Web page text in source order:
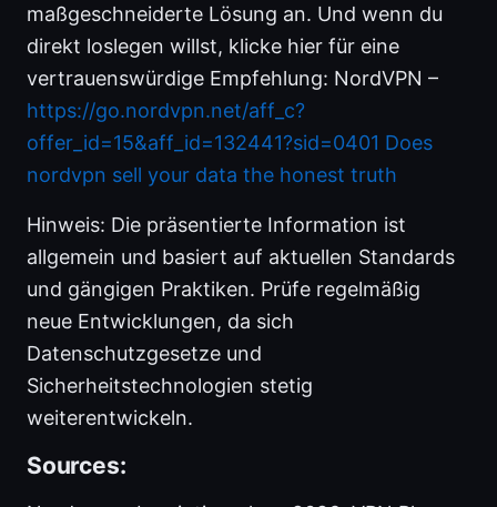
maßgeschneiderte Lösung an. Und wenn du
direkt loslegen willst, klicke hier für eine
vertrauenswürdige Empfehlung: NordVPN –
https://go.nordvpn.net/aff_c?
offer_id=15&aff_id=132441?sid=0401 Does
nordvpn sell your data the honest truth
Hinweis: Die präsentierte Information ist
allgemein und basiert auf aktuellen Standards
und gängigen Praktiken. Prüfe regelmäßig
neue Entwicklungen, da sich
Datenschutzgesetze und
Sicherheitstechnologien stetig
weiterentwickeln.
Sources: